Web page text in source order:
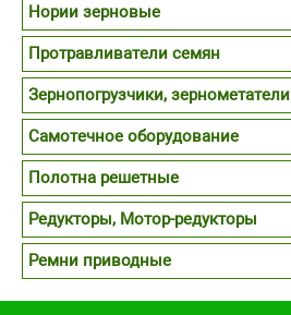
Нории зерновые
Протравливатели семян
Зернопогрузчики, зернометатели
Самотечное оборудование
Полотна решетные
Редукторы, Мотор-редукторы
Ремни приводные